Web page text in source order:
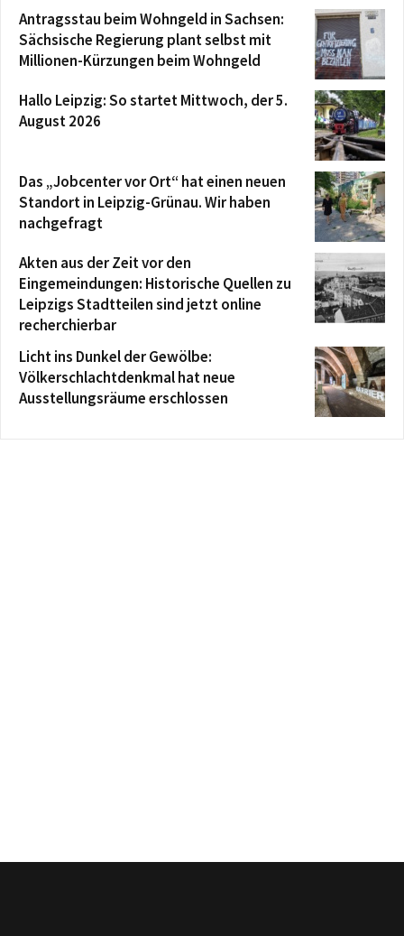
Antragsstau beim Wohngeld in Sachsen:
Sächsische Regierung plant selbst mit
Millionen-Kürzungen beim Wohngeld
Hallo Leipzig: So startet Mittwoch, der 5.
August 2026
Das „Jobcenter vor Ort“ hat einen neuen
Standort in Leipzig-Grünau. Wir haben
nachgefragt
Akten aus der Zeit vor den
Eingemeindungen: Historische Quellen zu
Leipzigs Stadtteilen sind jetzt online
recherchierbar
Licht ins Dunkel der Gewölbe:
Völkerschlachtdenkmal hat neue
Ausstellungsräume erschlossen